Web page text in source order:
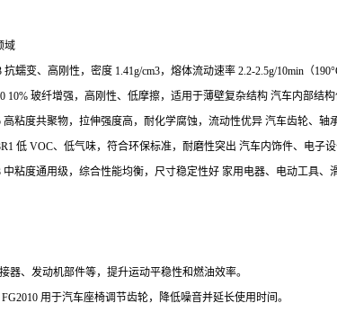
域
蠕变、高刚性，密度 1.41g/cm3，熔体流动速率 2.2-2.5g/10min（
10% 玻纤增强，高刚性、低摩擦，适用于薄壁复杂结构 汽车内部结
高粘度共聚物，拉伸强度高，耐化学腐蚀，流动性优异 汽车齿轮、轴
低 VOC、低气味，符合环保标准，耐磨性突出 汽车内饰件、电子
中粘度通用级，综合性能均衡，尺寸稳定性好 家用电器、电动工具、
器、发动机部件等，提升运动平稳性和燃油效率。
用于汽车座椅调节齿轮，降低噪音并延长使用时间。